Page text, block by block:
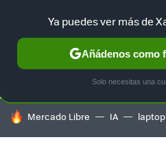
SELECCIÓN GAMING HOME
HOY SE HABLA DE
Mercado Libre IA laptop
Ya puedes ver más de
Añádenos como
Solo necesitas una